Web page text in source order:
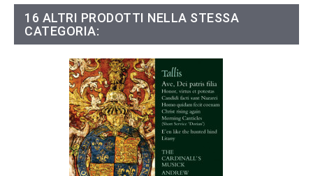
16 ALTRI PRODOTTI NELLA STESSA
CATEGORIA: